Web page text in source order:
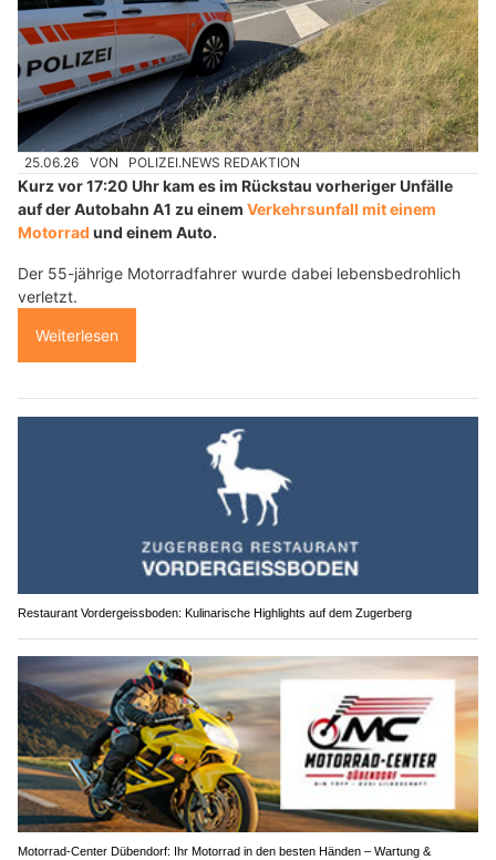
25.06.26 VON POLIZEI.NEWS REDAKTION
Kurz vor 17:20 Uhr kam es im Rückstau vorheriger Unfälle
auf der Autobahn A1 zu einem Verkehrsunfall mit einem
Motorrad und einem Auto.
Der 55-jährige Motorradfahrer wurde dabei lebensbedrohlich
verletzt.
Weiterlesen
Restaurant Vordergeissboden: Kulinarische Highlights auf dem Zugerberg
Motorrad-Center Dübendorf: Ihr Motorrad in den besten Händen – Wartung &